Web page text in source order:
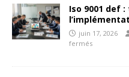
Iso 9001 def
juin 17, 2026
fermés